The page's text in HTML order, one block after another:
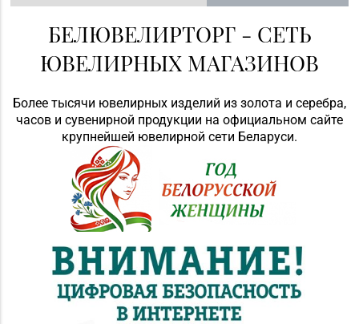
БЕЛЮВЕЛИРТОРГ - СЕТЬ
ЮВЕЛИРНЫХ МАГАЗИНОВ
Более тысячи ювелирных изделий из золота и серебра,
часов и сувенирной продукции на официальном сайте
крупнейшей ювелирной сети Беларуси.